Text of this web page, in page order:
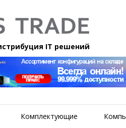
IT решений
Комплектующие